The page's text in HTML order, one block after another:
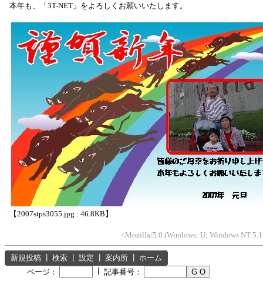
本年も、「3T-NET」をよろしくお願いいたします。
【2007stps3055.jpg : 46.8KB】
<Mozilla/5.0 (Windows; U; Windows NT
新規投稿 検索 設定 案内所
ホーム
ページ：
記事番号：